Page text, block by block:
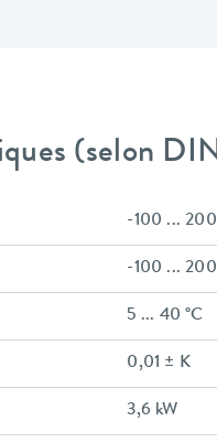
(selon
-100 ... 200
-100 ... 200
5 ... 40 °C
0,01 ± K
3,6 kW